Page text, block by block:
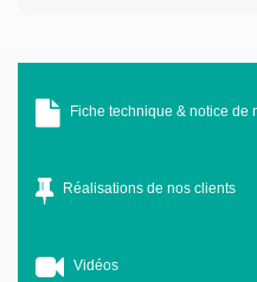
Fiche technique & notice de
Réalisations de nos clients
Vidéos